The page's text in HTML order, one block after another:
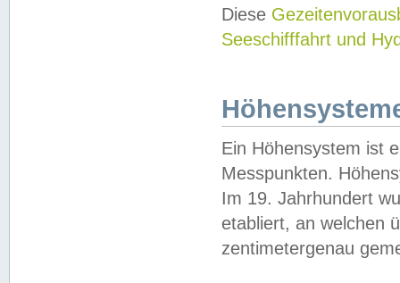
Diese
Seeschifffahrt und
Ein Höhensystem ist
Messpunkten.
Im 19. Jahrhundert
etabliert, an welchen
zentimetergenau